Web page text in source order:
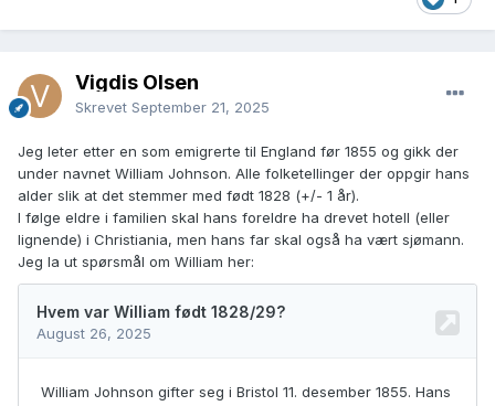
Vigdis Olsen
Skrevet September 21, 2025
Jeg leter etter en som emigrerte til England før 1855 og gikk der
under navnet William Johnson. Alle folketellinger der oppgir hans
alder slik at det stemmer med født 1828 (+/- 1 år).
I følge eldre i familien skal hans foreldre ha drevet hotell (eller
lignende) i Christiania, men hans far skal også ha vært sjømann.
Jeg la ut spørsmål om William her: